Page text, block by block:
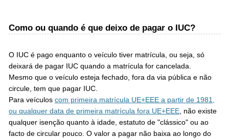
Como ou quando é que deixo de pagar o IUC?
O IUC é pago enquanto o veículo tiver matrícula, ou seja, só
deixará de pagar IUC quando a matrícula for cancelada.
Mesmo que o veículo esteja fechado, fora da via pública e não
circule, tem que pagar IUC.
Para veículos com primeira matrícula UE+EEE a partir de 1981,
ou qualquer data de primeira matrícula fora UE+EEE, não existe
qualquer isenção quanto à idade, estatuto de "clássico" ou ao
facto de circular pouco. O valor a pagar não baixa ao longo do